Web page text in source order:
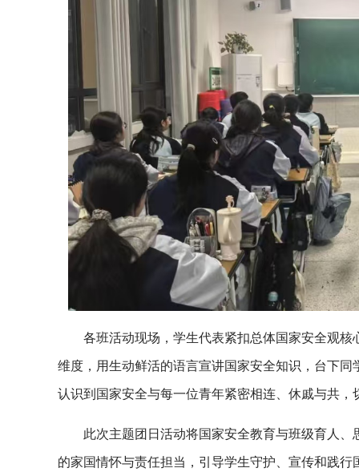
各班活动现场，学生代表紧扣总体国家安全观
维度，用生动鲜活的语言宣讲国家安全知识，台下
认识到国家安全与每一位青年紧密相连、休戚与共
此次主题团日活动将国家安全教育与班级育人
的家国情怀与责任担当，引导学生守护、宣传和践